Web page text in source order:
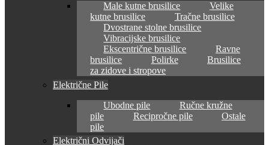
Male kutne brusilice
Velike
kutne brusilice
Tračne brusilice
Dvostrane stolne brusilice
Vibracijske brusilice
Ekscentrične brusilice
Ravne
brusilice
Polirke
Brusilice
za zidove i stropove
Električne Pile
Ubodne pile
Ručne kružne
pile
Recipročne pile
Ostale
pile
Električni Odvijači